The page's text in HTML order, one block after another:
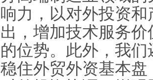
响力，以对外投资
出，增加技术服务
的位势。此外，我
稳住外贸外资基本